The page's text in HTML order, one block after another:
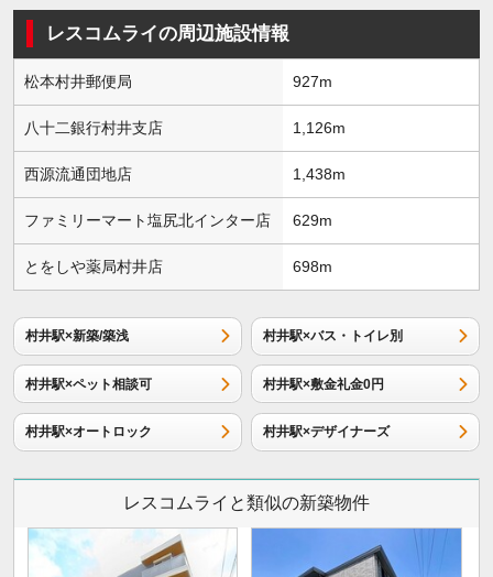
レスコムライの周辺施設情報
松本村井郵便局 927m
八十二銀行村井支店 1,126m
西源流通団地店 1,438m
ファミリーマート塩尻北インター店 629m
とをしや薬局村井店 698m
村井駅×新築/築浅 村井駅×バス・トイレ別
村井駅×ペット相談可 村井駅×敷金礼金0円
村井駅×オートロック 村井駅×デザイナーズ
レスコムライと類似の新築物件